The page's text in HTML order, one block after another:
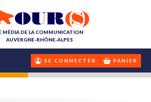
MÉDIA DE LA COMMUNICATION
AUVERGNE-RHÔNE-ALPES
SE CONNECTER PANIER